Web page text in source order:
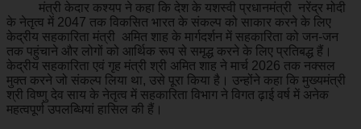
मंत्री केदार कश्यप ने कहा कि देश के यशस्वी प्रधानमंत्री नरेंद्र मोदी
के नेतृत्व में 2047 तक विकसित भारत के संकल्प को साकार करने के लिए
केद्रीय सहकारिता मंत्री अमित शाह के मार्गदर्शन में सहकारिता को जन-जन
तक पहुंचाने और लोगों को आर्थिक रूप से समृद्ध करने के लिए प्रतिबद्ध हैं।
केद्रीय सहकारिता एवं गृह मंत्री श्री अमित शाह ने मार्च 2026 तक नक्सल
मुक्त करने जो संकल्प लिया था, उसे पूरा किया है। उन्होंने कहा कि मुख्यमंत्री
श्री विष्णु देव साय के नेतृत्व में सहकारिता विभाग ने विगत ढ़ाई वर्ष में अनेक
महत्वपूर्ण उपलब्धियां हासिल की हैं।